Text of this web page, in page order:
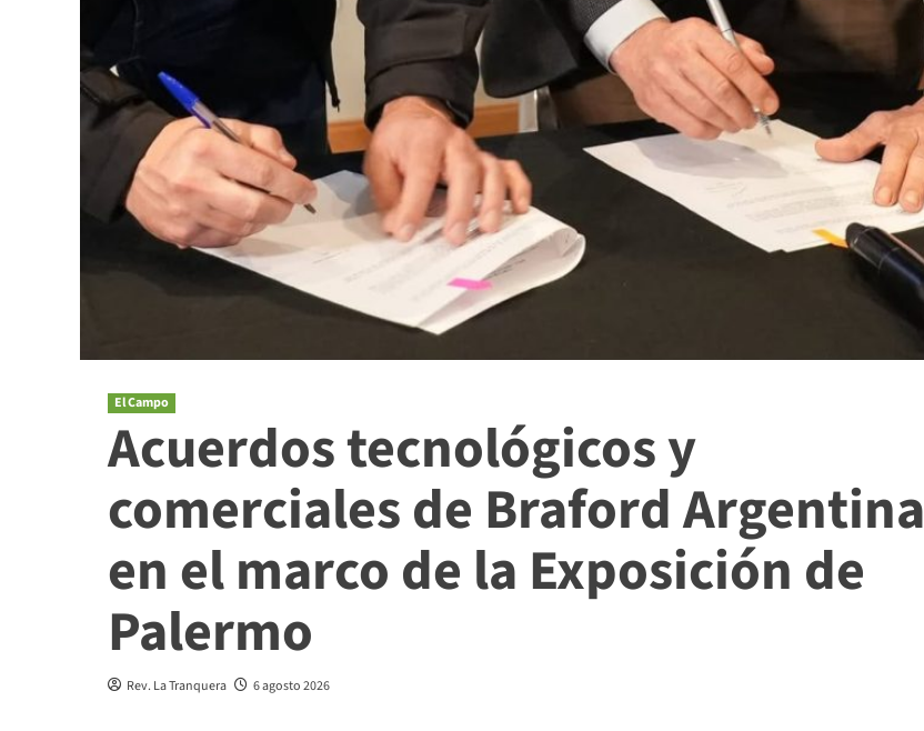
El Campo
Acuerdos tecnológicos y
comerciales de Braford Argentina
en el marco de la Exposición de
Palermo
Rev. La Tranquera 6 agosto 2026